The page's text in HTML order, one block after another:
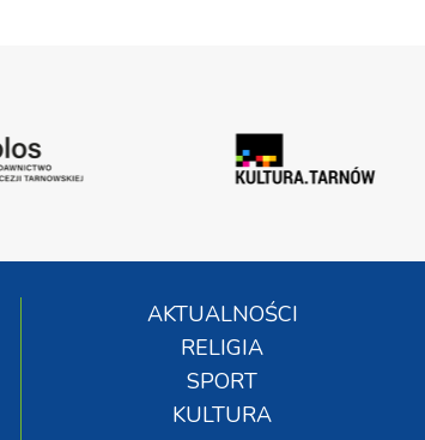
AKTUALNOŚCI
RELIGIA
SPORT
KULTURA